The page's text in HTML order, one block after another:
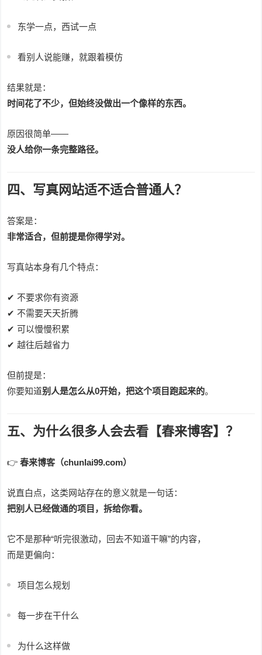
东学一点，西试一点
看别人说能赚，就跟着模仿
结果就是：
时间花了不少，但始终没做出一个像样的东西。
原因很简单——
没人给你一条完整路径。
四、写真网站适不适合普通人？
答案是：
非常适合，但前提是你得学对。
写真站本身有几个特点：
✔ 不要求你有资源
✔ 不需要天天折腾
✔ 可以慢慢积累
✔ 越往后越省力
但前提是：
你要知道别人是怎么从0开始，把这个项目跑起来的。
五、为什么很多人会去看【春来博客】？
👉春来博客（chunlai99.com）
说直白点，这类网站存在的意义就是一句话：
把别人已经做通的项目，拆给你看。
它不是那种“听完很激动，回去不知道干嘛”的内容，
而是更偏向：
项目怎么规划
每一步在干什么
为什么这样做